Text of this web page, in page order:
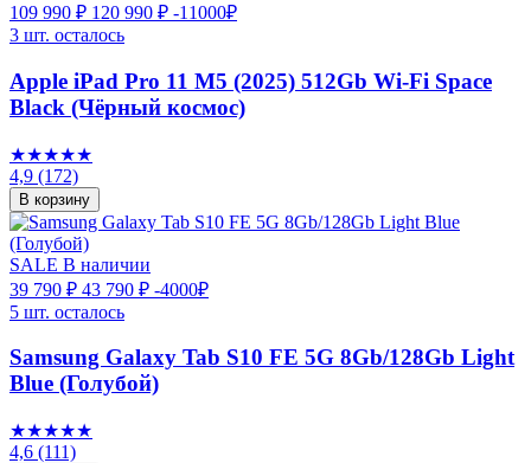
109 990 ₽ 120 990 ₽ -11000₽
3 шт. осталось
Apple iPad Pro 11 M5 (2025) 512Gb Wi-Fi Space
Black (Чёрный космос)
★★★★★
4,9 (172)
В корзину
SALE В наличии
39 790 ₽ 43 790 ₽ -4000₽
5 шт. осталось
Samsung Galaxy Tab S10 FE 5G 8Gb/128Gb Light
Blue (Голубой)
★★★★★
4,6 (111)